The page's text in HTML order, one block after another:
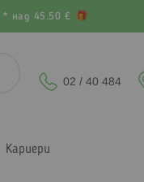
над 45.50 €
02 / 40 484
Кариери